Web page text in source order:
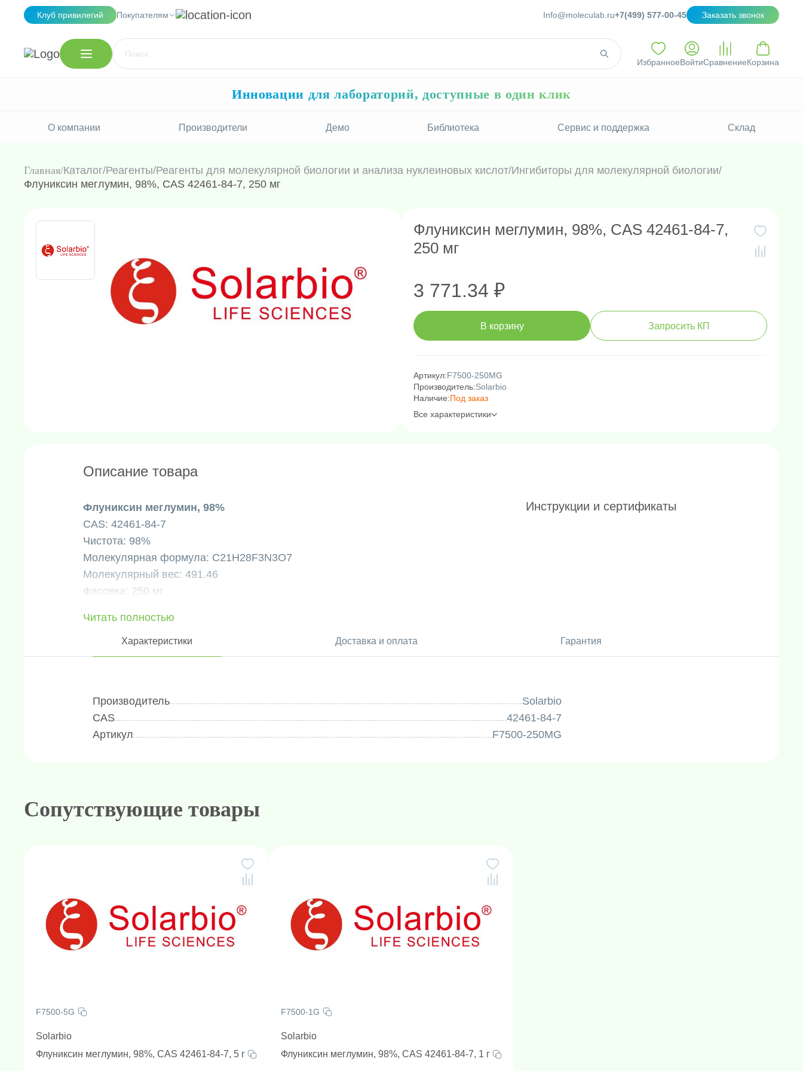
Клуб привилегий Покупателям Info@moleculab.ru+7(499) 577-00-45 Заказать звонок
ИзбранноеВойтиСравнениеКорзина
Инновации для лабораторий, доступные в один клик
О компании Производители Демо Библиотека Сервис и поддержка Склад
Главная Каталог/Реагенты/Реагенты для молекулярной биологии и анализа нуклеиновых кислот/Ингибиторы для молекулярной биологии/
Флуниксин меглумин, 98%, CAS 42461-84-7, 250 мг
Флуниксин меглумин, 98%, CAS 42461-84-7,
250 мг
3 771.34 ₽
В корзину Запросить КП
Артикул:F7500-250MG
Производитель:Solarbio
Наличие:Под заказ
Все характеристики
Описание товара
Флуниксин меглумин, 98%
CAS: 42461-84-7
Чистота: 98%
Молекулярная формула: C21H28F3N3O7
Молекулярный вес: 491.46
Фасовка: 250 мг
Читать полностью
Инструкции и сертификаты
Характеристики Доставка и оплата Гарантия
Производитель
Solarbio
CAS
42461-84-7
Артикул
F7500-250MG
Сопутствующие товары
F7500-5G
Solarbio
Флуниксин меглумин, 98%, CAS 42461-84-7, 5 г
F7500-1G
Solarbio
Флуниксин меглумин, 98%, CAS 42461-84-7, 1 г